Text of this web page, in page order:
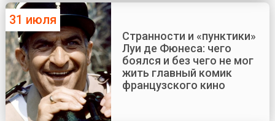
31 июля
Странности и «пунктики»
Луи де Фюнеса: чего
боялся и без чего не мог
жить главный комик
французского кино